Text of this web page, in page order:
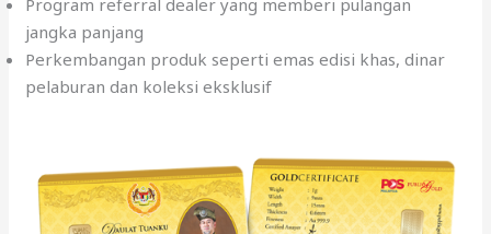
Program referral dealer yang memberi pulangan
jangka panjang
Perkembangan produk seperti emas edisi khas, dinar
pelaburan dan koleksi eksklusif